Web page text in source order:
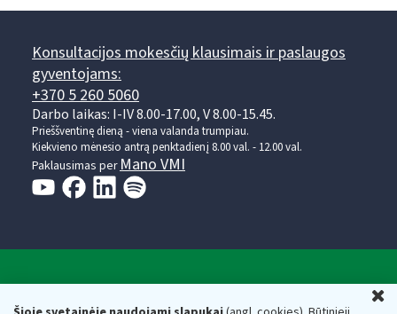
Konsultacijos mokesčių klausimais ir paslaugos
gyventojams:
+370 5 260 5060
Darbo laikas: I-IV 8.00-17.00, V 8.00-15.45.
Prieššventinę dieną - viena valanda trumpiau.
Kiekvieno mėnesio antrą penktadienį 8.00 val. - 12.00 val.
Paklausimas per Mano VMI